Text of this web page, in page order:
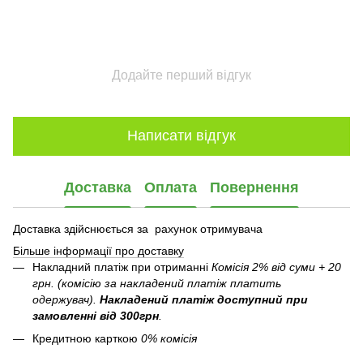
Додайте перший відгук
Написати відгук
Доставка Оплата Повернення
Доставка здійснюється за рахунок отримувача
Більше інформації про доставку
Накладний платіж при отриманні Комісія 2% від суми + 20
грн. (комісію за накладений платіж платить
одержувач). Накладений платіж доступний при
замовленні від 300грн
Кредитною карткою 0% комісія